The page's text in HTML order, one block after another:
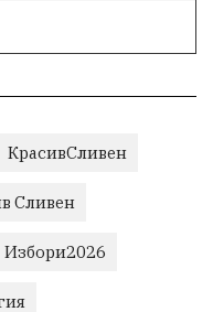
КрасивСливен
Сливен
Избори2026